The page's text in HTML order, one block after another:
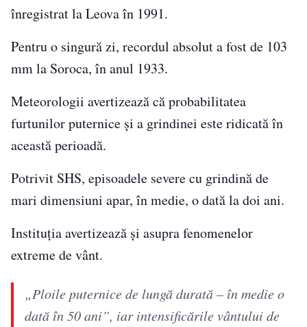
înregistrat la Leova în 1991.
Pentru o singură zi, recordul absolut a fost de 103
mm la Soroca, în anul 1933.
Meteorologii avertizează că probabilitatea
furtunilor puternice și a grindinei este ridicată în
această perioadă.
Potrivit SHS, episoadele severe cu grindină de
mari dimensiuni apar, în medie, o dată la doi ani.
Instituția avertizează și asupra fenomenelor
extreme de vânt.
„Ploile puternice de lungă durată – în medie o
dată în 50 ani”, iar intensificările vântului de